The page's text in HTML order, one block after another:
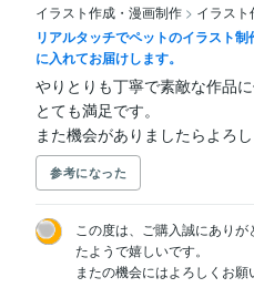
イラスト作成・漫画制作 > イラスト
リアルタッチでペットのイラスト
に入れてお届けします。
やりとりも丁寧で素敵な作品
とても満足です。
また機会がありましたらよろ
参考になった
この度は、ご購入誠にあり
たようで嬉しいです。
またの機会にはよろしくお願